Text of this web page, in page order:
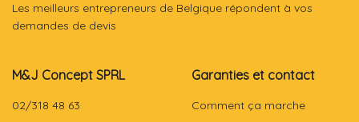
Les meilleurs entrepreneurs de Belgique répondent à vos
demandes de devis
M&J Concept SPRL
02/318 48 63
Garanties et contact
Comment ça marche